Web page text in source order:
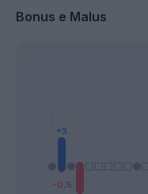
Bonus e Malus